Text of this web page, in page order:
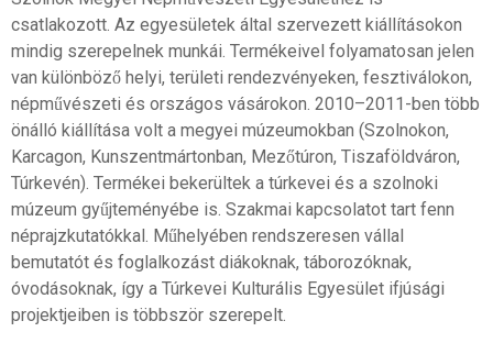
csatlakozott. Az egyesületek által szervezett kiállításokon
mindig szerepelnek munkái. Termékeivel folyamatosan jelen
van különböző helyi, területi rendezvényeken, fesztiválokon,
népművészeti és országos vásárokon. 2010–2011-ben több
önálló kiállítása volt a megyei múzeumokban (Szolnokon,
Karcagon, Kunszentmártonban, Mezőtúron, Tiszaföldváron,
Túrkevén). Termékei bekerültek a túrkevei és a szolnoki
múzeum gyűjteményébe is. Szakmai kapcsolatot tart fenn
néprajzkutatókkal. Műhelyében rendszeresen vállal
bemutatót és foglalkozást diákoknak, táborozóknak,
óvodásoknak, így a Túrkevei Kulturális Egyesület ifjúsági
projektjeiben is többször szerepelt.